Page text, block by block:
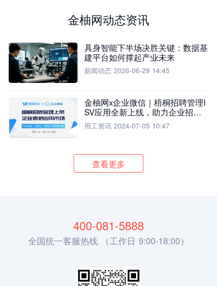
金柚网动态资讯
具身智能下半场决胜关键：数据基
建平台如何撑起产业未来
新闻动态 2026-06-29 14:45
金柚网x企业微信｜梧桐招聘管理I
SV应用全新上线，助力企业招聘
流程全面升级
用工资讯 2024-07-05 10:47
查看更多
400-081-5888
全国统一客服热线 （工作日 9:00-18:00）